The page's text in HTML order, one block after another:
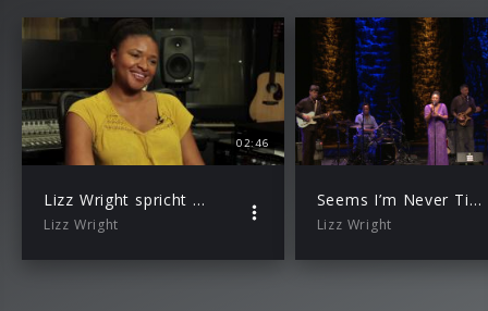
02:46
Lizz Wright spricht über ihr Album “Grace”
Lizz Wright
Seems I’m Never Tired Lovin' You (Live 2017)
Lizz Wright